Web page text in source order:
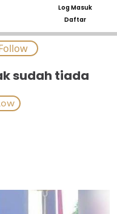
Log Masuk
Daftar
sudah tiada